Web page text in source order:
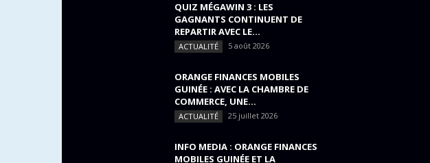
QUIZ MÉGAWIN 3 : LES
GAGNANTS CONTINUENT DE
REPARTIR AVEC LE...
ACTUALITÉ 5 août 2026
ORANGE FINANCES MOBILES
GUINÉE : AVEC LA CHAMBRE DE
COMMERCE, UNE...
ACTUALITÉ 25 juillet 2026
INFO MEDIA : ORANGE FINANCES
MOBILES GUINÉE ET LA